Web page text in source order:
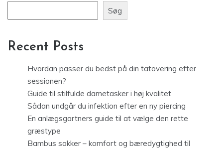
Søg
Recent Posts
Hvordan passer du bedst på din tatovering efter
sessionen?
Guide til stilfulde dametasker i høj kvalitet
Sådan undgår du infektion efter en ny piercing
En anlægsgartners guide til at vælge den rette
græstype
Bambus sokker – komfort og bæredygtighed til